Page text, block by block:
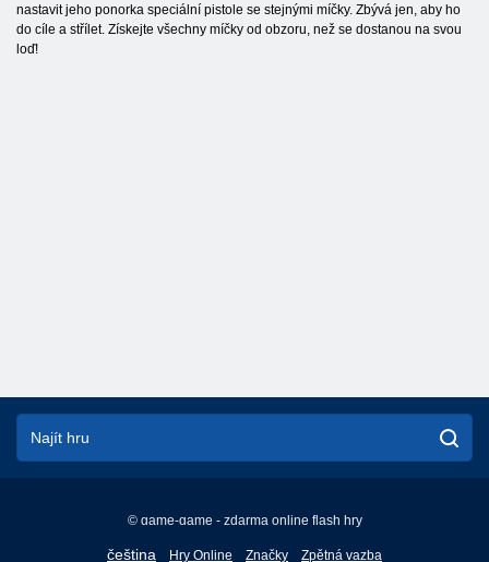
nastavit jeho ponorka speciální pistole se stejnými míčky. Zbývá jen, aby ho
do cíle a střílet. Získejte všechny míčky od obzoru, než se dostanou na svou
loď!
© game-game - zdarma online flash hry
čeština
English
Hry Online Značky Zpětná vazba